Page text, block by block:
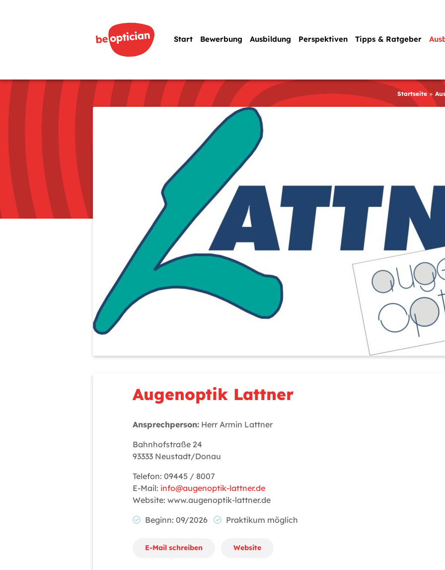
Start Bewerbung Ausbildung Perspektiven Tipps & Ratgeber
Startseite
Augenoptik Lattner
Ansprechperson: Herr Armin Lattner
Bahnhofstraße 24
93333 Neustadt/Donau
Telefon: 09445 / 8007
E-Mail: info@augenoptik-lattner.de
Website: www.augenoptik-lattner.de
Beginn: 09/2026
Praktikum möglich
E-Mail schreiben Website